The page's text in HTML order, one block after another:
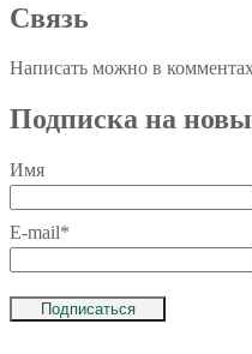
Связь
Написать можно в
Подписка на
Имя
E-mail*